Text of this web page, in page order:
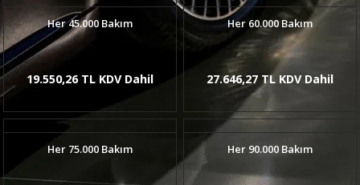
Her 45.000 Bakım
19.550,26 TL KDV Dahil
Her 60.000 Bakım
27.646,27 TL KDV Dahil
Her 75.000 Bakım Her 90.000 Bakım